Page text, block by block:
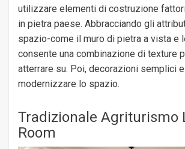
utilizzare elementi di costruzione
in pietra paese. Abbracciando gli
spazio-come il muro di pietra a vista e
consente una combinazione di texture
atterrare su. Poi, decorazioni semplici
modernizzare lo spazio.
Tradizionale Agriturismo
Room